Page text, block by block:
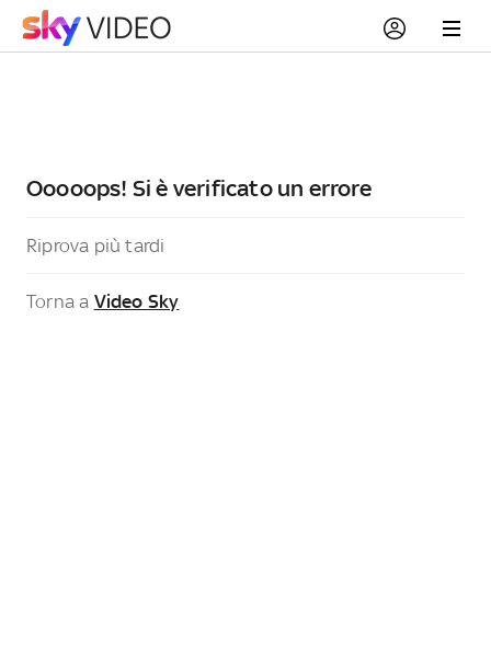
Ooooops! Si è verificato un errore
Riprova più tardi
Torna a Video Sky